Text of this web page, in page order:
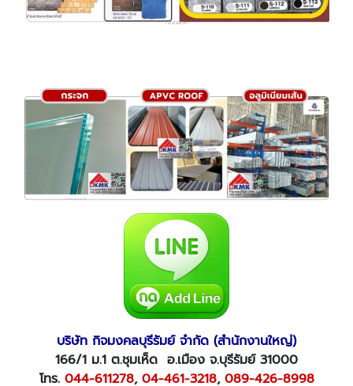
บริษัท กิจมงคลบุรีรัมย์ จำกัด (สำนักงานใหญ่)
166/1 ม.1 ต.ชุมเห็ด อ.เมือง จ.บุรีรัมย์ 31000
โทร. 044-611278, 04-461-3218, 089-426-8998